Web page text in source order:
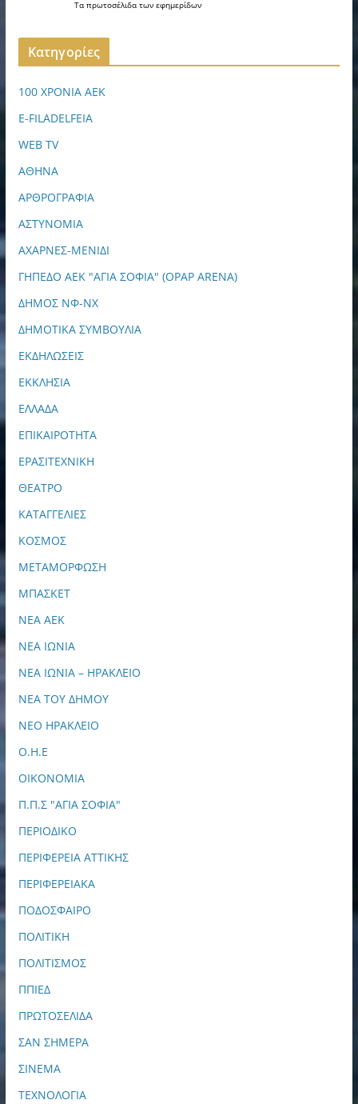
Ταπρωτοσέλιδατωνεφημερίδων
Kατηγορίες
100 ΧΡΟΝΙΑ ΑΕΚ
E-FILADELFEIA
WEB TV
ΑΘΗΝΑ
ΑΡΘΡΟΓΡΑΦΙΑ
ΑΣΤΥΝΟΜΙΑ
ΑΧΑΡΝΕΣ-ΜΕΝΙΔΙ
ΓΗΠΕΔΟ ΑΕΚ "ΑΓΙΑ ΣΟΦΙΑ" (OPAP ARENA)
ΔΗΜΟΣ ΝΦ-ΝΧ
ΔΗΜΟΤΙΚΑ ΣΥΜΒΟΥΛΙΑ
ΕΚΔΗΛΩΣΕΙΣ
ΕΚΚΛΗΣΙΑ
ΕΛΛΑΔΑ
ΕΠΙΚΑΙΡΟΤΗΤΑ
ΕΡΑΣΙΤΕΧΝΙΚΗ
ΘΕΑΤΡΟ
ΚΑΤΑΓΓΕΛΙΕΣ
ΚΟΣΜΟΣ
ΜΕΤΑΜΟΡΦΩΣΗ
ΜΠΑΣΚΕΤ
ΝΕΑ ΑΕΚ
ΝΕΑ ΙΩΝΙΑ
ΝΕΑ ΙΩΝΙΑ – ΗΡΑΚΛΕΙΟ
ΝΕΑ ΤΟΥ ΔΗΜΟΥ
ΝΕΟ ΗΡΑΚΛΕΙΟ
Ο.Η.Ε
ΟΙΚΟΝΟΜΙΑ
Π.Π.Σ "ΑΓΙΑ ΣΟΦΙΑ"
ΠΕΡΙΟΔΙΚΟ
ΠΕΡΙΦΕΡΕΙΑ ΑΤΤΙΚΗΣ
ΠΕΡΙΦΕΡΕΙΑΚΑ
ΠΟΔΟΣΦΑΙΡΟ
ΠΟΛΙΤΙΚΗ
ΠΟΛΙΤΙΣΜΟΣ
ΠΠΙΕΔ
ΠΡΩΤΟΣΕΛΙΔΑ
ΣΑΝ ΣΗΜΕΡΑ
ΣΙΝΕΜΑ
ΤΕΧΝΟΛΟΓΙΑ